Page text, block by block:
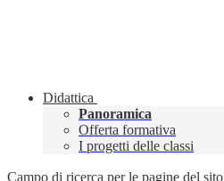
Didattica
Panoramica
Offerta formativa
I progetti delle classi
Campo di ricerca per le pagine del sito